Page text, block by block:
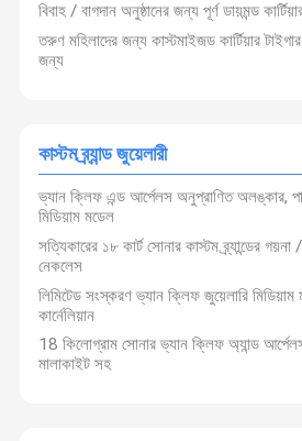
বাড়ি
বিবাহ / বাগদান অনুষ্ঠানের জন্য পূর্ণ ডায়মন্ড
তরুণ মহিলাদের জন্য কাস্টমাইজড কার্টিয়ার
জন্য
কাস্টম ব্র্যান্ড জুয়েলারী
ভ্যান ক্লিফ এন্ড আর্পেলস অনুপ্রাণিত অলঙ্কার,
মিডিয়াম মডেল
সত্যিকারের ১৮ কার্ট সোনার কাস্টম ব্র্যান্ডের
নেকলেস
লিমিটেড সংস্করণ ভ্যান ক্লিফ জুয়েলারি মিডিয়াম
কার্নেলিয়ান
18 কিলোগ্রাম সোনার ভ্যান ক্লিফ অ্যান্ড
মালাকাইট সহ
শুরু করার সমস্যা সমাধান করতে প্রতিশ্রুতিবদ্ধ, আমরা
পারেন,আমরা উৎপাদন ও বিতরণের জন্য দায়ী, আপনাকে
করতে হবে, কোন ইনভেন্টরি, কোন খরচ নেই।